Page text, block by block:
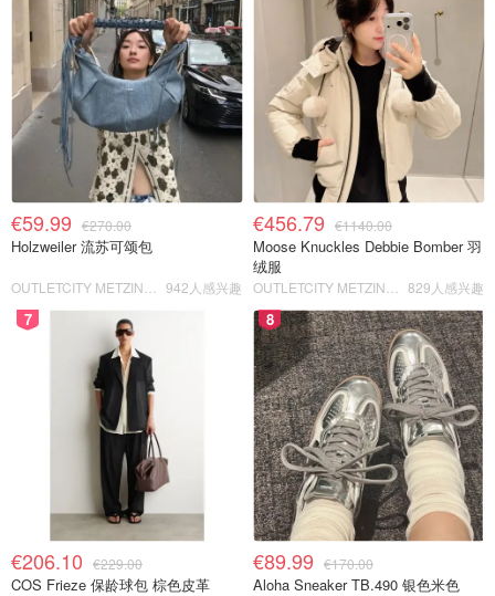
€59.99 €270.00
Holzweiler 流苏可颂包
942人感兴趣
€456.79 €1140.00
Moose Knuckles Debbie Bomber 羽
绒服
829人感兴趣
7
€206.10 €229.00
COS Frieze 保龄球包 棕色皮革
8
€89.99 €170.00
Aloha Sneaker TB.490 银色米色